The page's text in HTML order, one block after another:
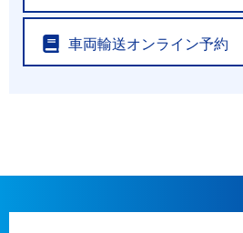
車両輸送オンライン予約